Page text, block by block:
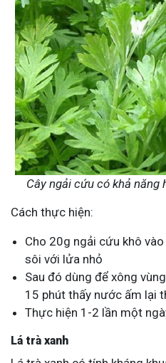
Cây ngải cứu có khả
Cách thực hiện:
Cho 20g ngải cứu khô
sôi với lửa nhỏ
Sau đó dùng để xông
15 phút thấy nước ấm lại
Thực hiện 1-2 lần một
Lá trà xanh